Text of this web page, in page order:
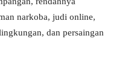
narkoba, judi online,
dan persaingan